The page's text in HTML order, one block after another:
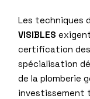
Les techniques
VISIBLES
certification
spécialisation
de la plomberie
investissement